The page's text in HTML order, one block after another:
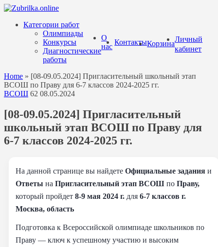
Перейти
содержанию
Категории работ
Олимпиады
Конкурсы
Диагностические
работы
О
нас
КонтактыКорзина
Личный
кабинет
Home » [08-09.05.2024] Пригласительный школьный этап
ВСОШ по Праву для 6-7 классов 2024-2025 гг.
ВСОШ 62 08.05.2024
[08-09.05.2024] Пригласительный
школьный этап ВСОШ по Праву для
6-7 классов 2024-2025 гг.
На данной странице вы найдете Официальные задания и
Ответы на Пригласительный этап ВСОШ по Праву,
который пройдет 8-9 мая 2024 г. для 6-7 классов г.
Москва, область
Подготовка к Всероссийской олимпиаде школьников по
Праву — ключ к успешному участию и высоким